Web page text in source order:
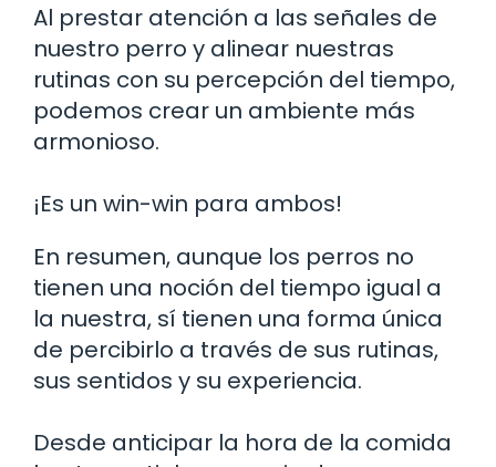
Al prestar atención a las señales de
nuestro perro y alinear nuestras
rutinas con su percepción del tiempo,
podemos crear un ambiente más
armonioso.
¡Es un win-win para ambos!
En resumen, aunque los perros no
tienen una noción del tiempo igual a
la nuestra, sí tienen una forma única
de percibirlo a través de sus rutinas,
sus sentidos y su experiencia.
Desde anticipar la hora de la comida